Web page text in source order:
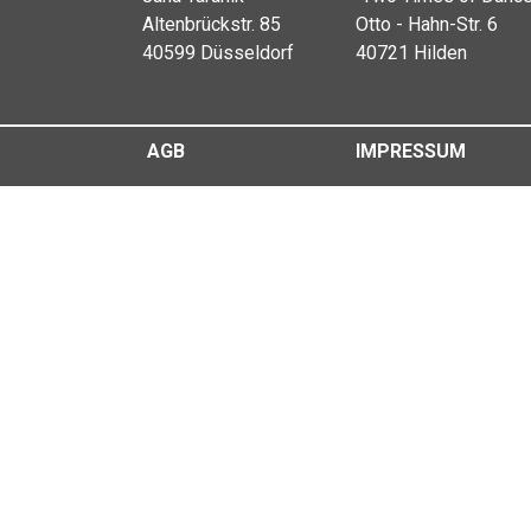
Otto - Hahn-Str. 6
40721 Hilden
Altenbrückstr. 85
40599 Düsseldorf
AGB IMPRESSUM